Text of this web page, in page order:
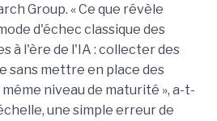
Group. « Ce que révèle
d'échec classique des
à l'ère de l'IA : collecter des
sans mettre en place des
niveau de maturité », a-t-
une simple erreur de